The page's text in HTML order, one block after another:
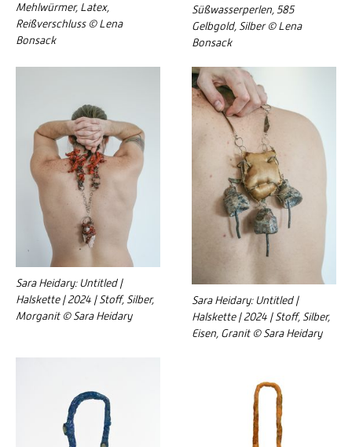
Mehlwürmer, Latex,
Reißverschluss © Lena
Bonsack
Süßwasserperlen, 585
Gelbgold, Silber © Lena
Bonsack
Sara Heidary: Untitled |
Halskette | 2024 | Stoff, Silber,
Morganit © Sara Heidary
Sara Heidary: Untitled |
Halskette | 2024 | Stoff, Silber,
Eisen, Granit © Sara Heidary